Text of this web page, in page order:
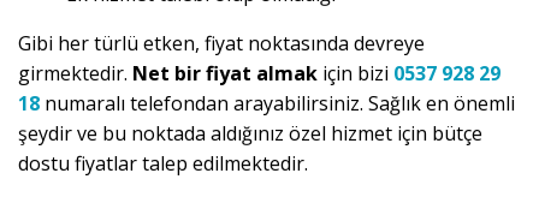
Gibi her türlü etken, fiyat noktasında devreye
girmektedir. Net bir fiyat almak için bizi 0537 928 29
18 numaralı telefondan arayabilirsiniz. Sağlık en önemli
şeydir ve bu noktada aldığınız özel hizmet için bütçe
dostu fiyatlar talep edilmektedir.